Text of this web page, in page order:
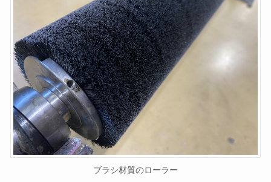
ブラシ材質のローラー